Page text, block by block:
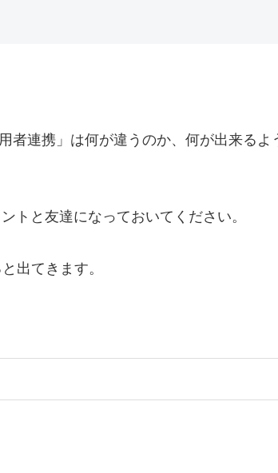
者連携」は何が違うのか、何が出来るよ
トと友達になっておいてください。
出てきます。